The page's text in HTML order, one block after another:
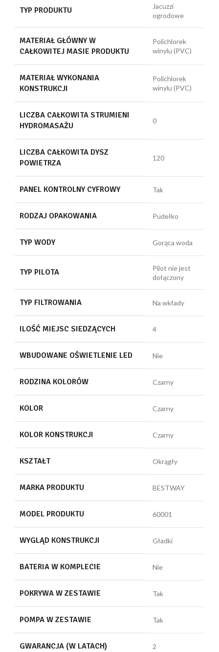
TYP PRODUKTU
Jacuzzi
ogrodowe
MATERIAŁ GŁÓWNY W
CAŁKOWITEJ MASIE PRODUKTU
Polichlorek
winylu (PVC)
MATERIAŁ WYKONANIA
KONSTRUKCJI
Polichlorek
winylu (PVC)
LICZBA CAŁKOWITA STRUMIENI
HYDROMASAŻU
0
LICZBA CAŁKOWITA DYSZ
POWIETRZA
120
PANEL KONTROLNY CYFROWY Tak
RODZAJ OPAKOWANIA Pudełko
TYP WODY Gorąca woda
TYP PILOTA
Pilot nie jest
dołączony
TYP FILTROWANIA Na wkłady
ILOŚĆ MIEJSC SIEDZĄCYCH 4
WBUDOWANE OŚWIETLENIE LED Nie
RODZINA KOLORÓW Czarny
KOLOR Czarny
KOLOR KONSTRUKCJI Czarny
KSZTAŁT Okrągły
MARKA PRODUKTU BESTWAY
MODEL PRODUKTU 60001
WYGLĄD KONSTRUKCJI Gładki
BATERIA W KOMPLECIE Nie
POKRYWA W ZESTAWIE Tak
POMPA W ZESTAWIE Tak
GWARANCJA (W LATACH) 2